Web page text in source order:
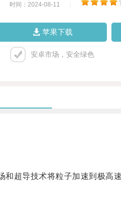
时间：2024-08-11
苹果下载
安卓市场，安全绿色
导技术将粒子加速到极高